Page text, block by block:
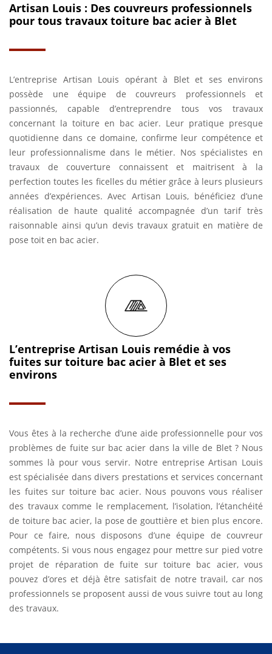
Artisan Louis : Des couvreurs professionnels
pour tous travaux toiture bac acier à Blet
L’entreprise Artisan Louis opérant à Blet et ses environs
possède une équipe de couvreurs professionnels et
passionnés, capable d’entreprendre tous vos travaux
concernant la toiture en bac acier. Leur pratique presque
quotidienne dans ce domaine, confirme leur compétence et
leur professionnalisme dans le métier. Nos spécialistes en
travaux de couverture connaissent et maitrisent à la
perfection toutes les ficelles du métier grâce à leurs plusieurs
années d’expériences. Avec Artisan Louis, bénéficiez d’une
réalisation de haute qualité accompagnée d’un tarif très
raisonnable ainsi qu’un devis travaux gratuit en matière de
pose toit en bac acier.
L’entreprise Artisan Louis remédie à vos
fuites sur toiture bac acier à Blet et ses
environs
Vous êtes à la recherche d’une aide professionnelle pour vos
problèmes de fuite sur bac acier dans la ville de Blet ? Nous
sommes là pour vous servir. Notre entreprise Artisan Louis
est spécialisée dans divers prestations et services concernant
les fuites sur toiture bac acier. Nous pouvons vous réaliser
des travaux comme le remplacement, l’isolation, l’étanchéité
de toiture bac acier, la pose de gouttière et bien plus encore.
Pour ce faire, nous disposons d’une équipe de couvreur
compétents. Si vous nous engagez pour mettre sur pied votre
projet de réparation de fuite sur toiture bac acier, vous
pouvez d’ores et déjà être satisfait de notre travail, car nos
professionnels se proposent aussi de vous suivre tout au long
des travaux.